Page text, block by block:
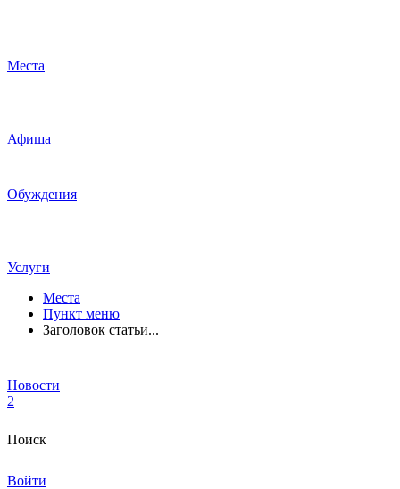
Места
Афиша
Обуждения
Услуги
Места
Пункт меню
Заголовок статьи...
Новости
2
Поиск
Войти